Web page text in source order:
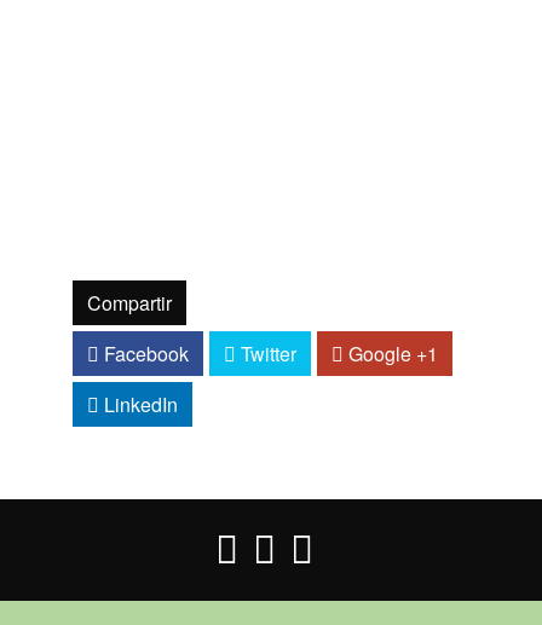
Compartir
Facebook
Twitter
Google +1
LinkedIn
  